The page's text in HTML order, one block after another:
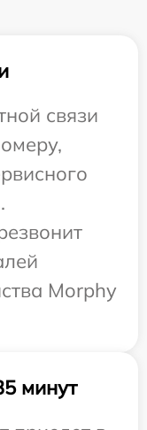
связи
Morphy
минут